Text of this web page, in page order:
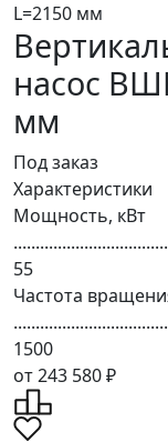
L=2150 мм
насос
мм
Под заказ
Характеристики
Мощность, кВт
55
Частота
1500
от 243 580 ₽